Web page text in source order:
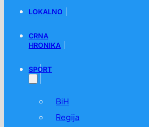
LOKALNO
CRNA
HRONIKA
SPORT
BiH
Regija